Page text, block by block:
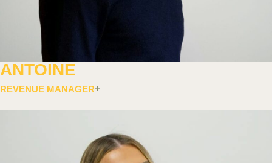
ANTOINE
REVENUE MANAGER